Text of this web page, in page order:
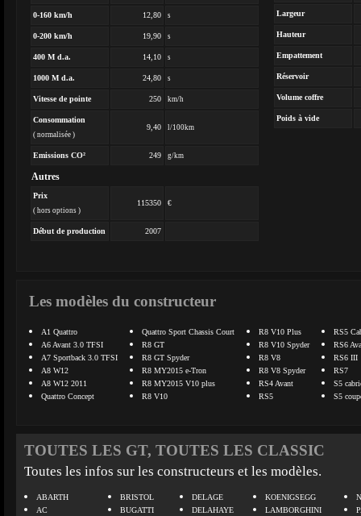
0-160 km/h 12,80 s
0-200 km/h 19,90 s
400 M d.a. 14,10 s
1000 M d.a. 24,80 s
Vitesse de pointe 250 km/h
Consommation
( normalisée )
9,40 l/100km
Emissions CO² 249 g/km
Autres
Prix
( hors options )
115350 €
Début de production 2007
Largeur
Hauteur
Empattement
Réservoir
Volume coffre
Poids à vide
Les modèles du constructeur
A1 Quattro
A6 Avant 3.0 TFSI
A7 Sportback 3.0 TFSI
A8 W12
A8 W12 2011
Quattro Concept
Quattro Sport Chassis Court
R8 GT
R8 GT Spyder
R8 MY2015 e-Tron
R8 MY2015 V10 plus
R8 V10
R8 V10 Plus
R8 V10 Spyder
R8 V8
R8 V8 Spyder
RS4 Avant
RS5
RS5
RS6
RS6 III
RS7
S5
S5
TOUTES LES GT, TOUTES LES CLASSIC
Toutes les infos sur les constructeurs et les modèles.
ABARTH
AC
BRISTOL
BUGATTI
DELAGE
DELAHAYE
KOENIGSEGG
LAMBORGHINI